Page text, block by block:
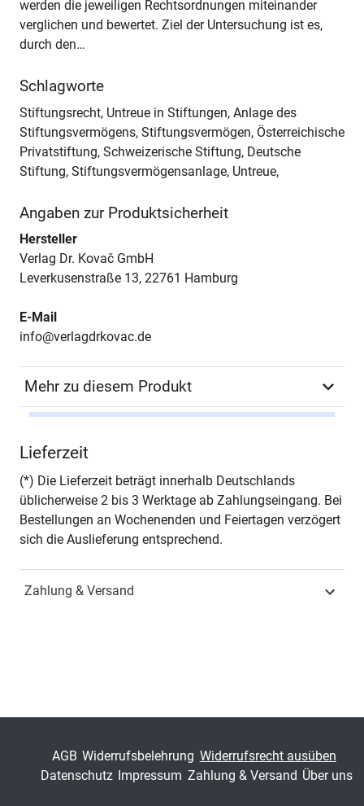
werden die jeweiligen Rechtsordnungen miteinander
verglichen und bewertet. Ziel der Untersuchung ist es,
durch den…
Schlagworte
Stiftungsrecht, Untreue in Stiftungen, Anlage des
Stiftungsvermögens, Stiftungsvermögen, Österreichische
Privatstiftung, Schweizerische Stiftung, Deutsche
Stiftung, Stiftungsvermögensanlage, Untreue,
Angaben zur Produktsicherheit
Hersteller
Verlag Dr. Kovač GmbH
Leverkusenstraße 13, 22761 Hamburg
E-Mail
info@verlagdrkovac.de
Mehr zu diesem Produkt
Seiten
Jahr Hamburg 2014
ISBN 978-3-8300-7995-8
Band 324
Lieferzeit
(*) Die Lieferzeit beträgt innerhalb Deutschlands
üblicherweise 2 bis 3 Werktage ab Zahlungseingang. Bei
Bestellungen an Wochenenden und Feiertagen verzögert
sich die Auslieferung entsprechend.
Zahlung & Versand
AGB Widerrufsbelehrung Widerrufsrecht ausüben
Datenschutz Impressum Zahlung & Versand Über uns